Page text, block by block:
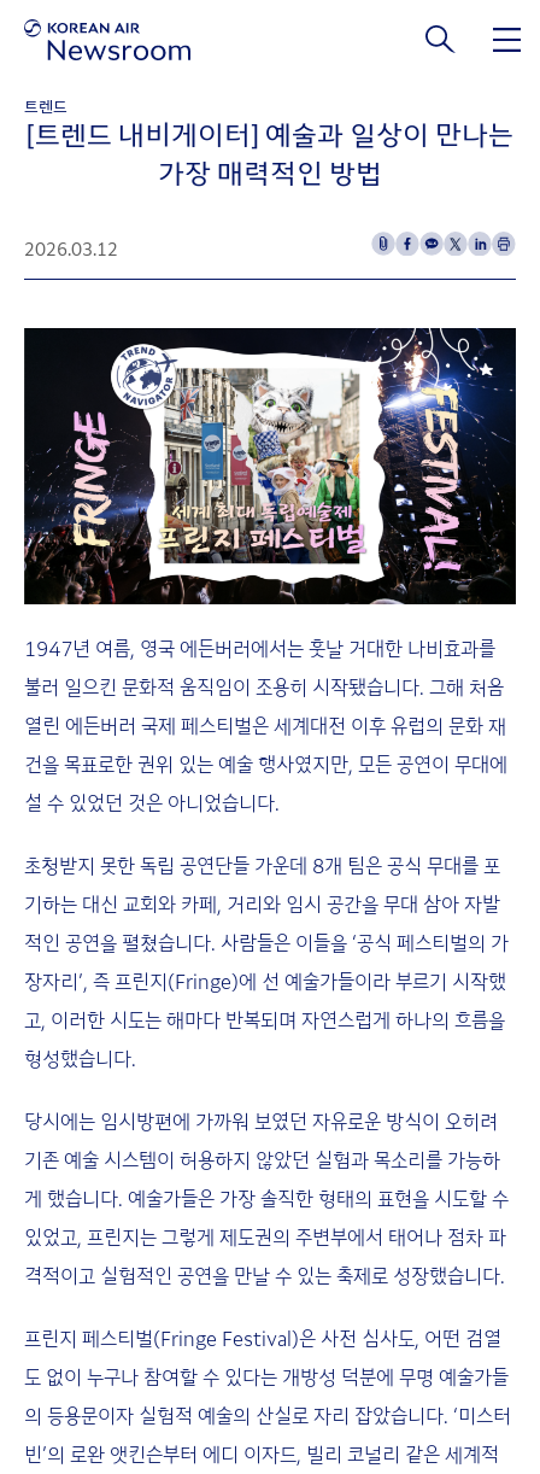
트렌드
[트렌드 내비게이터] 예술과 일상이 만나는
가장 매력적인 방법
2026.03.12
1947년 여름, 영국 에든버러에서는 훗날 거대한 나비효과를
불러 일으킨 문화적 움직임이 조용히 시작됐습니다. 그해 처음
열린 에든버러 국제 페스티벌은 세계대전 이후 유럽의 문화 재
건을 목표로한 권위 있는 예술 행사였지만, 모든 공연이 무대에
설 수 있었던 것은 아니었습니다.
초청받지 못한 독립 공연단들 가운데 8개 팀은 공식 무대를 포
기하는 대신 교회와 카페, 거리와 임시 공간을 무대 삼아 자발
적인 공연을 펼쳤습니다. 사람들은 이들을 ‘공식 페스티벌의 가
장자리’, 즉 프린지(Fringe)에 선 예술가들이라 부르기 시작했
고, 이러한 시도는 해마다 반복되며 자연스럽게 하나의 흐름을
형성했습니다.
당시에는 임시방편에 가까워 보였던 자유로운 방식이 오히려
기존 예술 시스템이 허용하지 않았던 실험과 목소리를 가능하
게 했습니다. 예술가들은 가장 솔직한 형태의 표현을 시도할 수
있었고, 프린지는 그렇게 제도권의 주변부에서 태어나 점차 파
격적이고 실험적인 공연을 만날 수 있는 축제로 성장했습니다.
프린지 페스티벌(Fringe Festival)은 사전 심사도, 어떤 검열
도 없이 누구나 참여할 수 있다는 개방성 덕분에 무명 예술가들
의 등용문이자 실험적 예술의 산실로 자리 잡았습니다. ‘미스터
빈’의 로완 앳킨슨부터 에디 이자드, 빌리 코널리 같은 세계적